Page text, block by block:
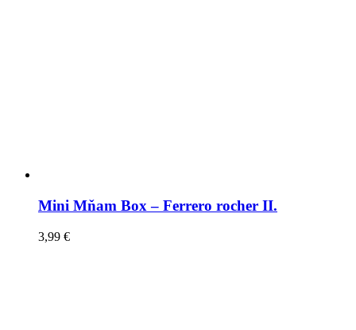
Mini Mňam Box – Ferrero rocher II.
3,99 €